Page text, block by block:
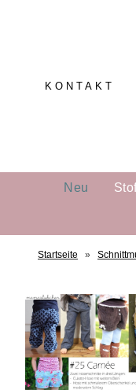
KONTAKT
Neu
Startseite »